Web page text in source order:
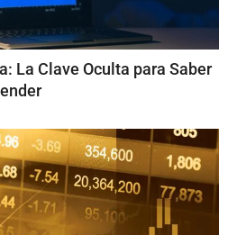
La Clave Oculta para Saber